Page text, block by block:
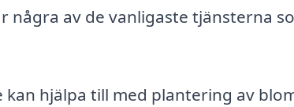
några av de vanligaste tjänsterna
hjälpa till med plantering av